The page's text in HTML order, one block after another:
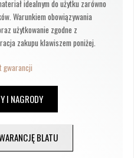
idealnym do użytku zarówno
Warunkiem obowiązywania
użytkowanie zgodne z
zakupu klawiszem poniżej.
gwarancji
I NAGRODY
BLATU